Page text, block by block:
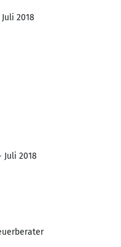
2018
Juli 2018